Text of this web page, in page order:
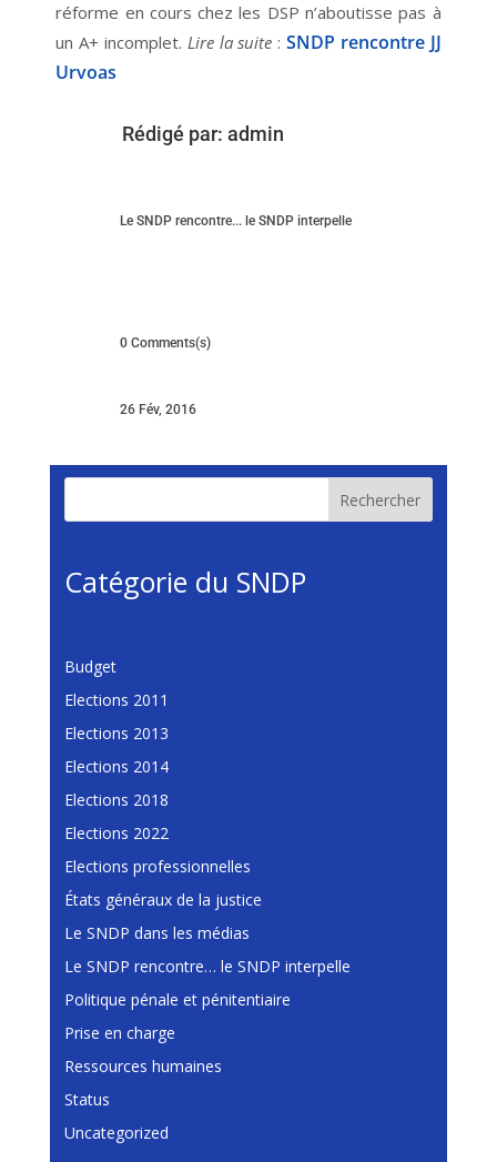
réforme en cours chez les DSP n’aboutisse pas à
un A+ incomplet. Lire la suite :SNDP rencontre JJ
Urvoas
Rédigé par: admin
Le SNDP rencontre... le SNDP interpelle
0 Comments(s)
26 Fév, 2016
Rechercher
Catégorie du SNDP
Budget
Elections 2011
Elections 2013
Elections 2014
Elections 2018
Elections 2022
Elections professionnelles
États généraux de la justice
Le SNDP dans les médias
Le SNDP rencontre… le SNDP interpelle
Politique pénale et pénitentiaire
Prise en charge
Ressources humaines
Status
Uncategorized